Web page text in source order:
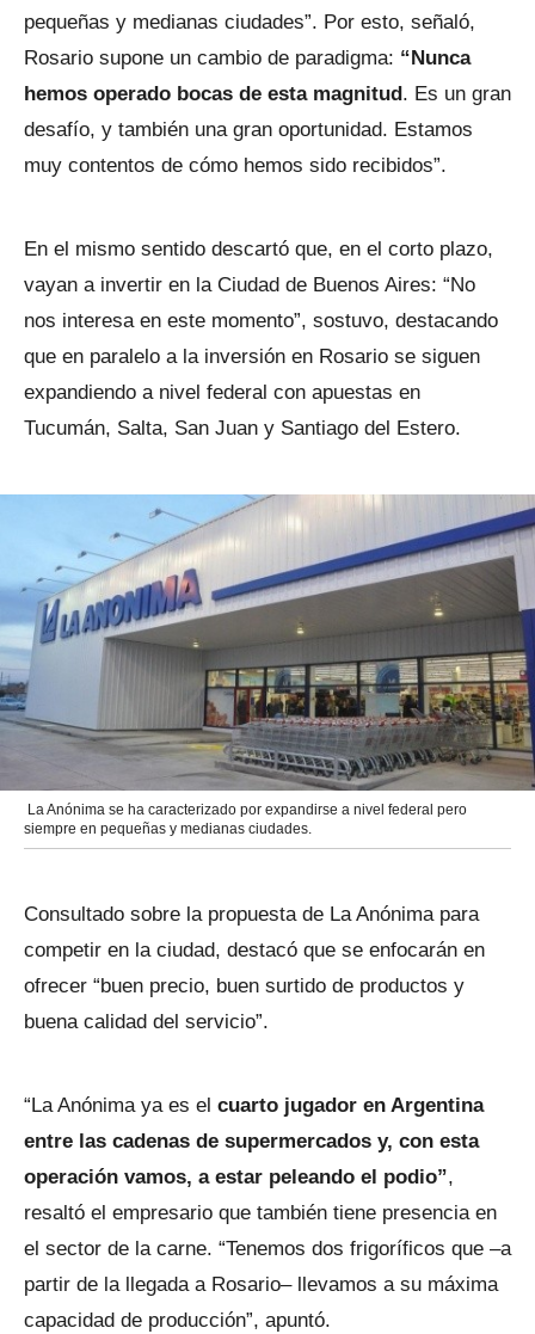
pequeñas y medianas ciudades”. Por esto, señaló,
Rosario supone un cambio de paradigma: “Nunca
hemos operado bocas de esta magnitud. Es un gran
desafío, y también una gran oportunidad. Estamos
muy contentos de cómo hemos sido recibidos”.
En el mismo sentido descartó que, en el corto plazo,
vayan a invertir en la Ciudad de Buenos Aires: “No
nos interesa en este momento”, sostuvo, destacando
que en paralelo a la inversión en Rosario se siguen
expandiendo a nivel federal con apuestas en
Tucumán, Salta, San Juan y Santiago del Estero.
La Anónima se ha caracterizado por expandirse a nivel federal pero
siempre en pequeñas y medianas ciudades.
Consultado sobre la propuesta de La Anónima para
competir en la ciudad, destacó que se enfocarán en
ofrecer “buen precio, buen surtido de productos y
buena calidad del servicio”.
“La Anónima ya es el cuarto jugador en Argentina
entre las cadenas de supermercados y, con esta
operación vamos, a estar peleando el podio”,
resaltó el empresario que también tiene presencia en
el sector de la carne. “Tenemos dos frigoríficos que –a
partir de la llegada a Rosario– llevamos a su máxima
capacidad de producción”, apuntó.